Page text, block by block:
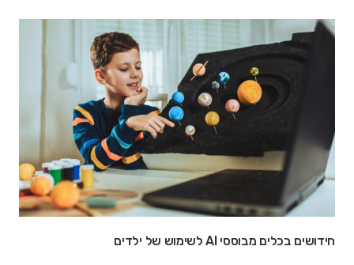
חידושים בכלים מבוססי AI לשימוש של ילדים